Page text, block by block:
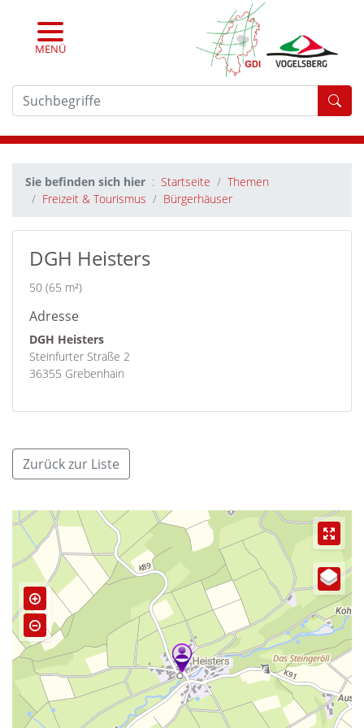
MENÜ
Sie befinden sich hier Startseite
Themen
Freizeit & Tourismus
Bürgerhäuser
DGH Heisters
50 (65 m²)
Adresse
DGH Heisters
Steinfurter Straße 2
36355 Grebenhain
Zurück zur Liste